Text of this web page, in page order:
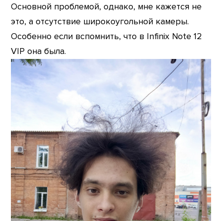
Основной проблемой, однако, мне кажется не
это, а отсутствие широкоугольной камеры.
Особенно если вспомнить, что в Infinix Note 12
VIP она была.